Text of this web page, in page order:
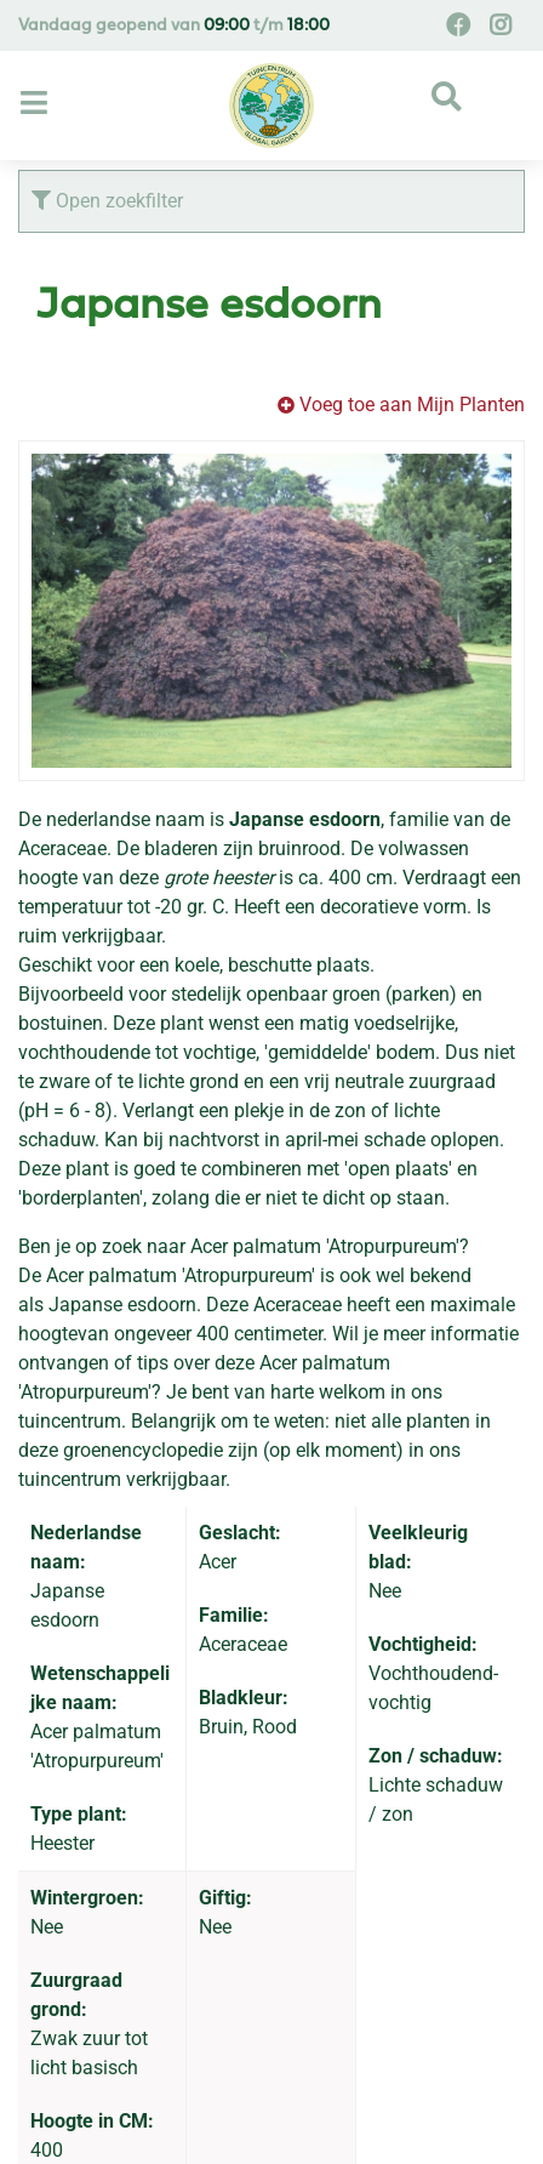
Vandaag geopend van 09:00 t/m 18:00
Open zoekfilter
Japanse esdoorn
Voeg toe aan Mijn Planten
De nederlandse naam is Japanse esdoorn, familie van de
Aceraceae. De bladeren zijn bruinrood. De volwassen
hoogte van deze grote heesteris ca. 400 cm. Verdraagt een
temperatuur tot -20 gr. C. Heeft een decoratieve vorm. Is
ruim verkrijgbaar.
Geschikt voor een koele, beschutte plaats.
Bijvoorbeeld voor stedelijk openbaar groen (parken) en
bostuinen. Deze plant wenst een matig voedselrijke,
vochthoudende tot vochtige, 'gemiddelde' bodem. Dus niet
te zware of te lichte grond en een vrij neutrale zuurgraad
(pH = 6 - 8). Verlangt een plekje in de zon of lichte
schaduw. Kan bij nachtvorst in april-mei schade oplopen.
Deze plant is goed te combineren met 'open plaats' en
'borderplanten', zolang die er niet te dicht op staan.
Ben je op zoek naar Acer palmatum 'Atropurpureum'?
De Acer palmatum 'Atropurpureum' is ook wel bekend
als Japanse esdoorn. Deze Aceraceae heeft een maximale
hoogtevan ongeveer 400 centimeter. Wil je meer informatie
ontvangen of tips over deze Acer palmatum
'Atropurpureum'? Je bent van harte welkom in ons
tuincentrum. Belangrijk om te weten: niet alle planten in
deze groenencyclopedie zijn (op elk moment) in ons
tuincentrum verkrijgbaar.
Nederlandse
naam:
Japanse
esdoorn
Wetenschappeli
jke naam:
Acer palmatum
'Atropurpureum'
Type plant:
Heester
Geslacht:
Acer
Familie:
Aceraceae
Bladkleur:
Bruin, Rood
Veelkleurig
blad:
Nee
Vochtigheid:
Vochthoudend-
vochtig
Zon / schaduw:
Lichte schaduw
/ zon
Wintergroen:
Nee
Zuurgraad
grond:
Zwak zuur tot
licht basisch
Hoogte in CM:
400
Giftig:
Nee